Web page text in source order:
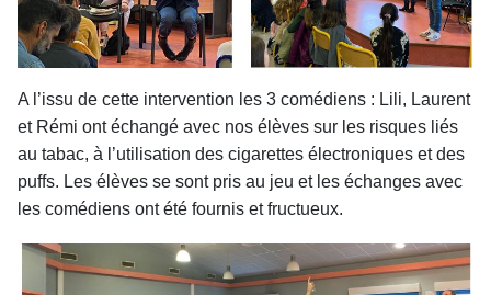
A l’issu de cette intervention les 3 comédiens : Lili, Laurent
et Rémi ont échangé avec nos élèves sur les risques liés
au tabac, à l’utilisation des cigarettes électroniques et des
puffs. Les élèves se sont pris au jeu et les échanges avec
les comédiens ont été fournis et fructueux.